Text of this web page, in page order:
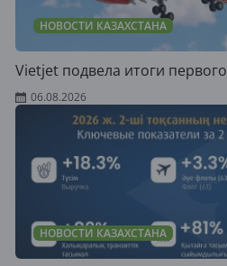
НОВОСТИ КАЗАХСТАНА
Vietjet подвела итоги
06.08.2026
НОВОСТИ КАЗАХСТАНА